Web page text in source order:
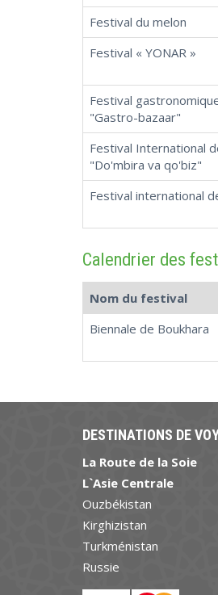
Festival du melon
Festival « YONAR »
Festival
"Gastro-bazaar"
Festival International
"Do'mbira va qo'biz"
Festival international
Calendrier des
Nom du festival
Biennale de Boukhara
DESTINATIONS DE
La Route de la Soie
L`Asie Centrale
Ouzbékistan
Kirghizistan
Turkménistan
Russie